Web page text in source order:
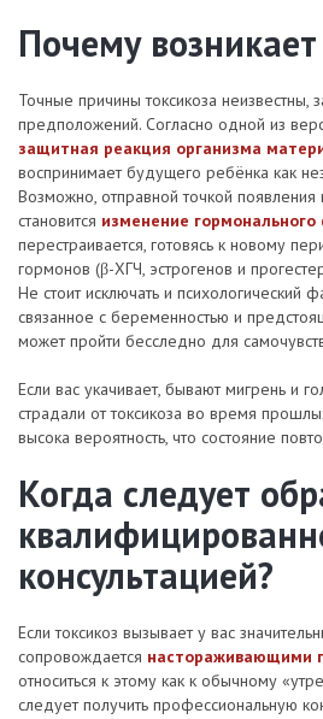
Почему возникает
Точные причины токсикоза неизвестны,
предположений. Согласно одной из
защитная реакция организма
воспринимает будущего ребёнка как
Возможно, отправной точкой
становится изменение гормонального
перестраивается, готовясь к новому
гормонов (β-ХГЧ, эстрогенов и
Не стоит исключать и психологический
связанное с беременностью и
может пройти бесследно для
Если вас укачивает, бывают мигрень и
страдали от токсикоза во время
высока вероятность, что состояние
Когда следует
консультацией?
Если токсикоз вызывает у вас
сопровождается настораживающими
относиться к этому как к обычному
следует получить профессиональную